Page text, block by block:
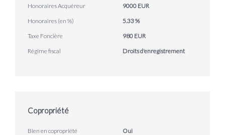
Honoraires Acquéreur
9000 EUR
Honoraires (en %)
5.33 %
Taxe Foncière
980 EUR
Régime fiscal
Droits d'enregistrement
Copropriété
Bien en copropriété
Oui